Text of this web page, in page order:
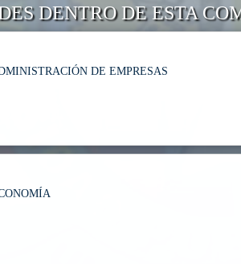
DENTRO DE ESTA
DE EMPRESAS